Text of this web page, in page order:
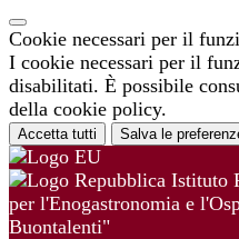
Cookie necessari per il
I cookie necessari per il
disabilitati. È possibile
della cookie policy.
Accetta tutti Salva le
Istituto
per l'Enogastronomia e
Buontalenti"